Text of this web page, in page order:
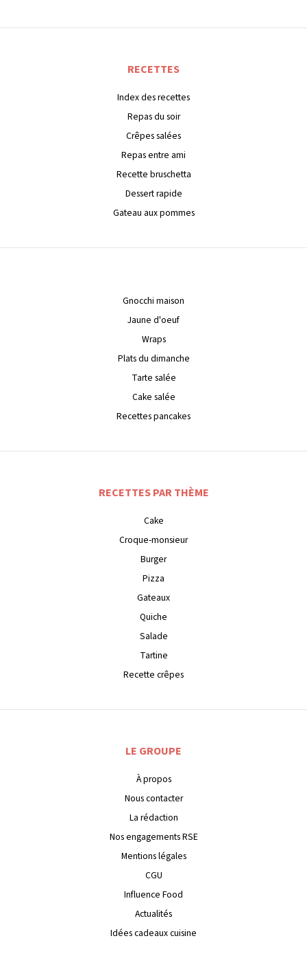
RECETTES
Index des recettes
Repas du soir
Crêpes salées
Repas entre ami
Recette bruschetta
Dessert rapide
Gateau aux pommes
Gnocchi maison
Jaune d'oeuf
Wraps
Plats du dimanche
Tarte salée
Cake salée
Recettes pancakes
RECETTES PAR THÈME
Cake
Croque-monsieur
Burger
Pizza
Gateaux
Quiche
Salade
Tartine
Recette crêpes
LE GROUPE
À propos
Nous contacter
La rédaction
Nos engagements RSE
Mentions légales
CGU
Influence Food
Actualités
Idées cadeaux cuisine